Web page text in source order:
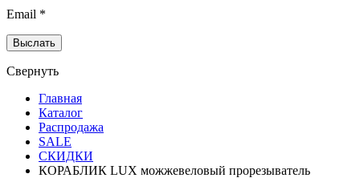
Email *
Свернуть
Главная
Каталог
Распродажа
SALE
СКИДКИ
КОРАБЛИК LUX можжевеловый прорезыватель